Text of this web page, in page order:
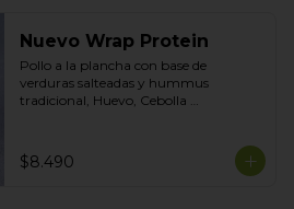
Nuevo Wrap Protein
Pollo a la plancha con base de
verduras salteadas y hummus
tradicional, Huevo, Cebolla
Cilantro y Tasty
$8.490